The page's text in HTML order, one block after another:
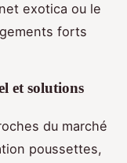
exotica ou le
forts
et solutions
du marché
poussettes,